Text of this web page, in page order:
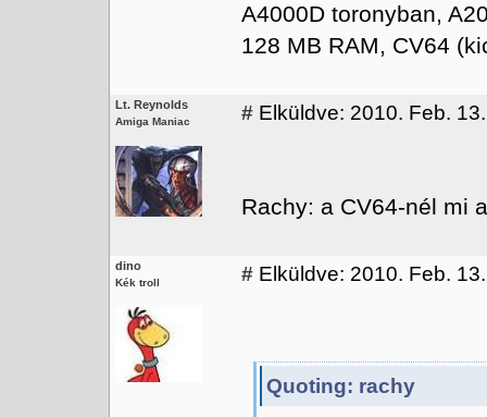
A4000D toronyban,
128 MB RAM, CV64
Lt. Reynolds
Amiga Maniac # Elküldve: 2010. Feb.
Rachy: a CV64-nél mi
dino
Kék troll # Elküldve: 2010. Feb.
Quoting: rachy